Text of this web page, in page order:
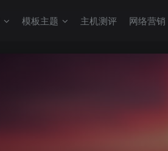
模板主题 主机测评 网络营销